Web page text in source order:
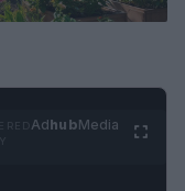
AdhubMedia